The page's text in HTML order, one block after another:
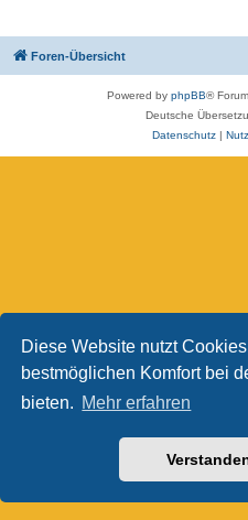
Diese Website nutzt
bestmöglichen Komfort bei
bieten. Mehr erfahren
Foren-Übersicht
Powered by phpBB®
Deutsche
Datenschutz|